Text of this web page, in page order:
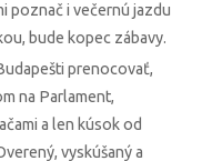
poznač i večernú jazdu
bude kopec zábavy.
prenocovať,
na Parlament,
a len kúsok od
vyskúšaný a